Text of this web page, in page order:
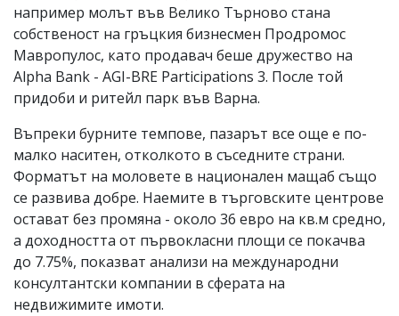
например молът във Велико Търново стана
собственост на гръцкия бизнесмен Продромос
Мавропулос, като продавач беше дружество на
Alpha Bank - AGI-BRE Participations 3. После той
придоби и ритейл парк във Варна.
Въпреки бурните темпове, пазарът все още е по-
малко наситен, отколкото в съседните страни.
Форматът на моловете в национален мащаб също
се развива добре. Наемите в търговските центрове
остават без промяна - около 36 евро на кв.м средно,
а доходността от първокласни площи се покачва
до 7.75%, показват анализи на международни
консултантски компании в сферата на
недвижимите имоти.